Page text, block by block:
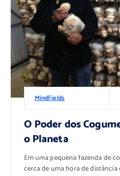
MindFields
O Poder dos
o Planeta
Em uma pequena fazenda de
cerca de uma hora de distância